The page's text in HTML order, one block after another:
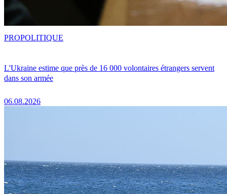
L'Ukraine estime que près de 16 000 volontaires étrangers servent
dans son armée
06.08.2026
PROPOLITIQUE